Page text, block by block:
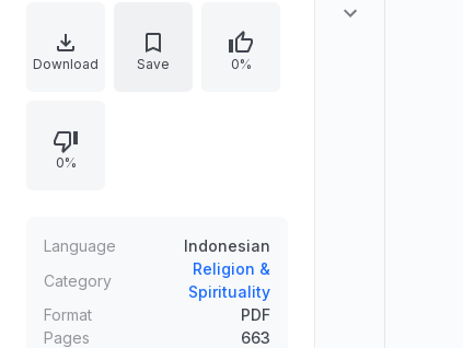
jenazah, dan zakat. Materi
dilengkapi daftar isi, pengantar
hukum yang terdapat dalam Umdah
Al Ahkam.
Download Save 0%
0%
Language
Indonesian
Category
Religion &
Spirituality
Format
PDF
Pages
663